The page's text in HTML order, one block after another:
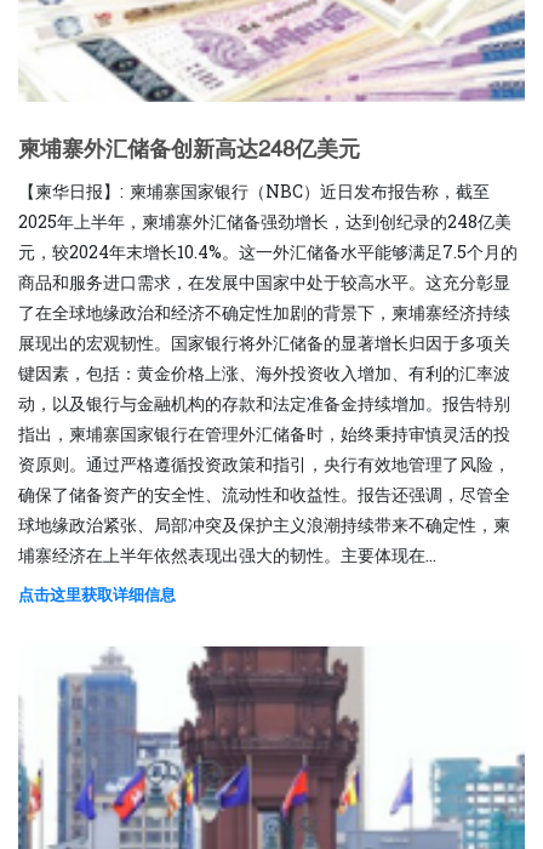
柬埔寨外汇储备创新高达248亿美元
【柬华日报】: 柬埔寨国家银行（NBC）近日发布报告称，截至
2025年上半年，柬埔寨外汇储备强劲增长，达到创纪录的248亿美
元，较2024年末增长10.4%。这一外汇储备水平能够满足7.5个月的
商品和服务进口需求，在发展中国家中处于较高水平。这充分彰显
了在全球地缘政治和经济不确定性加剧的背景下，柬埔寨经济持续
展现出的宏观韧性。国家银行将外汇储备的显著增长归因于多项关
键因素，包括：黄金价格上涨、海外投资收入增加、有利的汇率波
动，以及银行与金融机构的存款和法定准备金持续增加。报告特别
指出，柬埔寨国家银行在管理外汇储备时，始终秉持审慎灵活的投
资原则。通过严格遵循投资政策和指引，央行有效地管理了风险，
确保了储备资产的安全性、流动性和收益性。报告还强调，尽管全
球地缘政治紧张、局部冲突及保护主义浪潮持续带来不确定性，柬
埔寨经济在上半年依然表现出强大的韧性。主要体现在...
点击这里获取详细信息